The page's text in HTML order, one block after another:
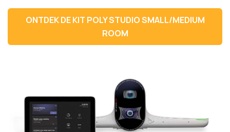
ONTDEK DE KIT POLY STUDIO SMALL/MEDIUM
ROOM